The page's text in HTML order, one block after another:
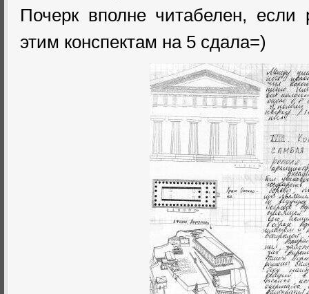
Почерк вполне читабелен,
этим конспектам на 5 сдала=)